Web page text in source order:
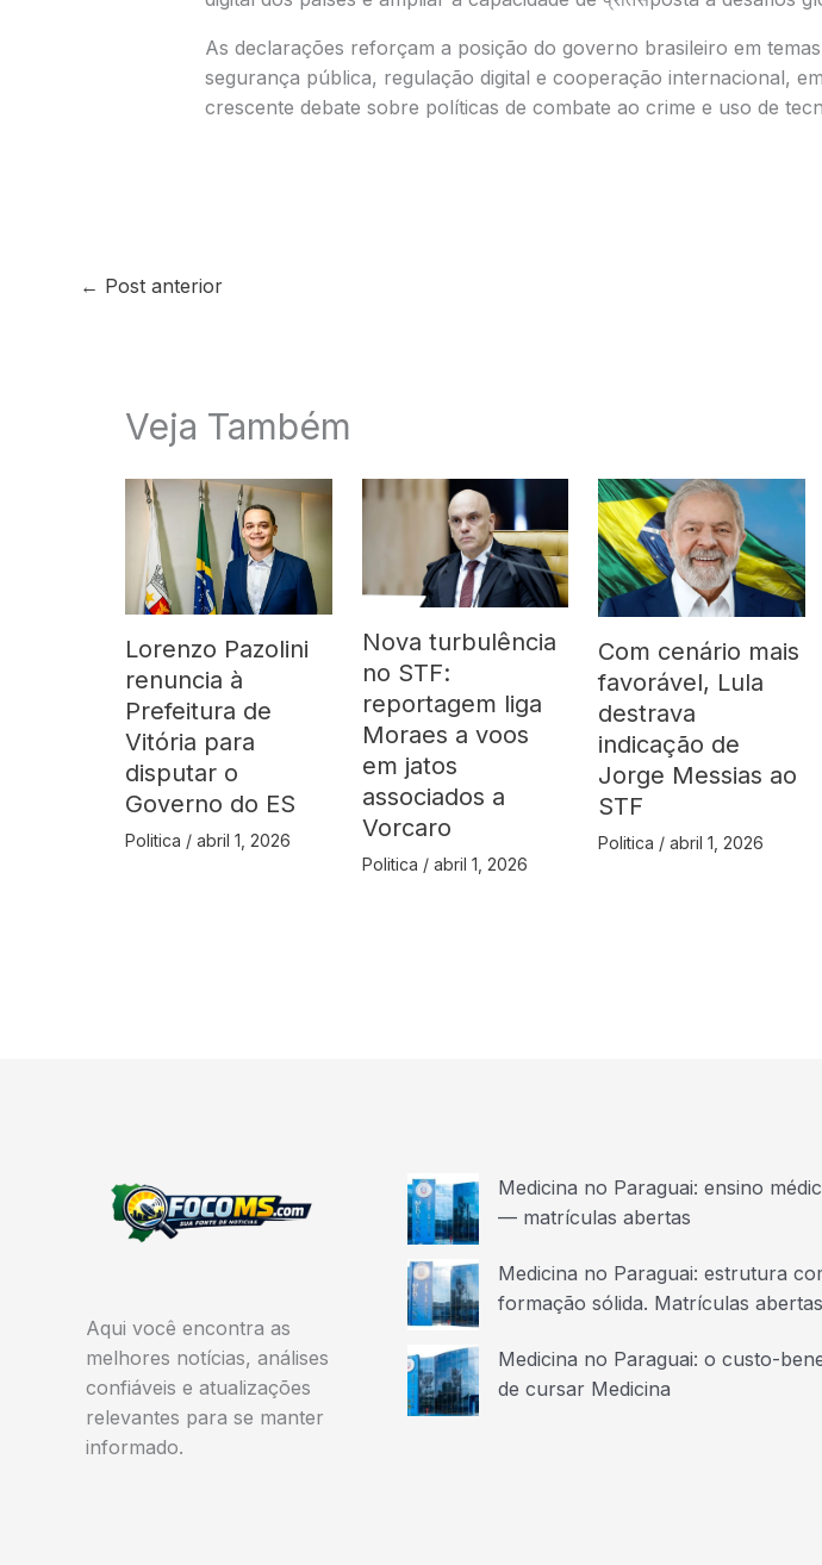
As declarações reforçam a posição do governo brasileiro em
segurança pública, regulação digital e cooperação internacional,
crescente debate sobre políticas de combate ao crime e uso de
← Post anterior
Veja Também
Lorenzo Pazolini
renuncia à
Prefeitura de
Vitória para
disputar o
Governo do ES
Politica / abril 1, 2026
Nova turbulência
no STF:
reportagem liga
Moraes a voos
em jatos
associados a
Vorcaro
Politica / abril 1, 2026
Com cenário mais
favorável, Lula
destrava
indicação de
Jorge Messias ao
STF
Politica /abril 1, 2026
Aqui você encontra as
melhores notícias, análises
confiáveis e atualizações
relevantes para se manter
informado.
Medicina no Paraguai: ensino
— matrículas abertas
Medicina no Paraguai: estrutura
formação sólida. Matrículas abertas
Medicina no Paraguai: o custo-
de cursar Medicina